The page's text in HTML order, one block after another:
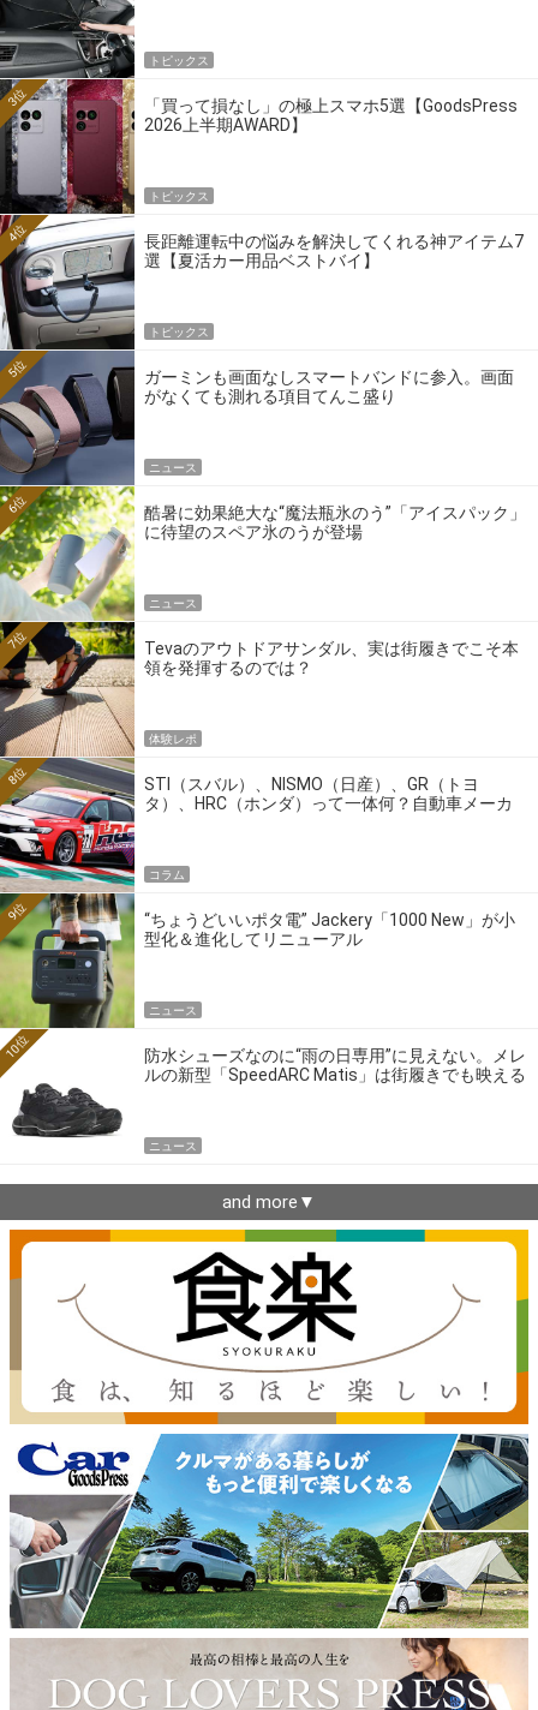
トピックス
「買って損なし」の極上スマホ5選【GoodsPress
2026上半期AWARD】
3位
トピックス
長距離運転中の悩みを解決してくれる神アイテム7
選【夏活カー用品ベストバイ】
4位
トピックス
ガーミンも画面なしスマートバンドに参入。画面
がなくても測れる項目てんこ盛り
5位
ニュース
酷暑に効果絶大な“魔法瓶氷のう”「アイスパック」
に待望のスペア氷のうが登場
6位
ニュース
Tevaのアウトドアサンダル、実は街履きでこそ本
領を発揮するのでは？
7位
体験レポ
STI（スバル）、NISMO（日産）、GR（トヨ
タ）、HRC（ホンダ）って一体何？自動車メーカ
8位
コラム
“ちょうどいいポタ電” Jackery「1000 New」が小
型化＆進化してリニューアル
9位
ニュース
防水シューズなのに“雨の日専用”に見えない。メレ
ルの新型「SpeedARC Matis」は街履きでも映える
10位
ニュース
and more▼